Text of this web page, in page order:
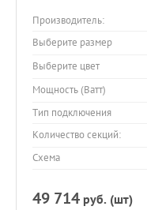
Производитель:
Выберите размер
Выберите цвет
Мощность (Ватт)
Тип подключения
Количество секций:
Схема
49 714 руб. (шт)